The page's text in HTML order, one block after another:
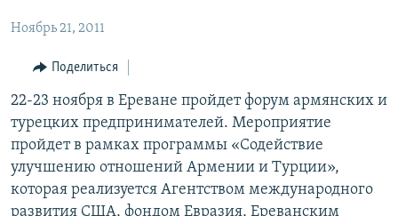
основной
навигации
Перейти
поиску
ЭКОНОМИКА
РЕГИОН
НАГОРНЫЙ КАРАБАХ
КУЛЬТУРА
СПОРТ
АРХИВ
Ноябрь 21, 2011
Поделиться
22-23 ноября в Ереване пройдет форум армянских и
турецких предпринимателей. Мероприятие
пройдет в рамках программы «Содействие
улучшению отношений Армении и Турции»,
которая реализуется Агентством международного
развития США, фондом Евразия, Ереванским